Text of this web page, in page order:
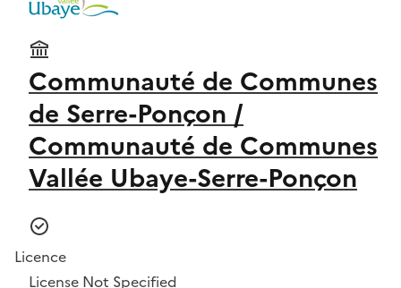
Communauté de Communes
de Serre-Ponçon /
Communauté de Communes
Vallée Ubaye-Serre-Ponçon
Licence
License Not Specified